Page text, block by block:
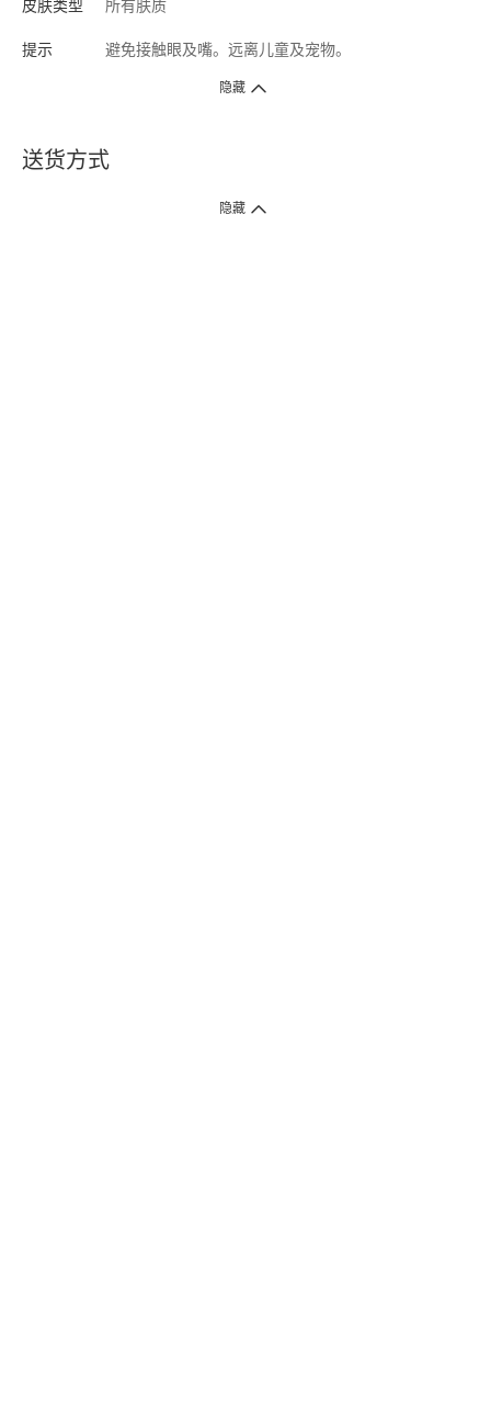
皮肤类型 所有肤质
提示 避免接触眼及嘴。远离儿童及宠物。
隐藏
送货方式
1. 送货到府（受卫生署条例规管产品除外 ）
隐藏